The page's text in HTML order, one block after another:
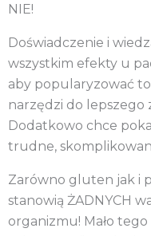
NIE!
Doświadczenie i
wszystkim efekty u
aby popularyzować
narzędzi do lepszego
Dodatkowo chce
trudne,
Zarówno gluten jak i
stanowią ŻADNYCH
organizmu! Mało